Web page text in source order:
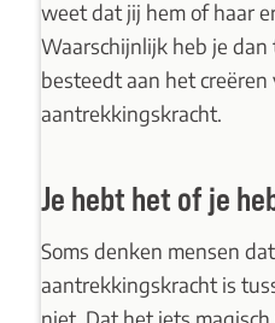
weet dat jij hem of haar
Waarschijnlijk heb je
besteedt aan het creëren
aantrekkingskracht.
Je hebt het of je
Soms denken mensen
aantrekkingskracht is